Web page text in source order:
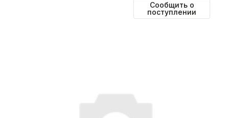
Сообщить о
поступлении